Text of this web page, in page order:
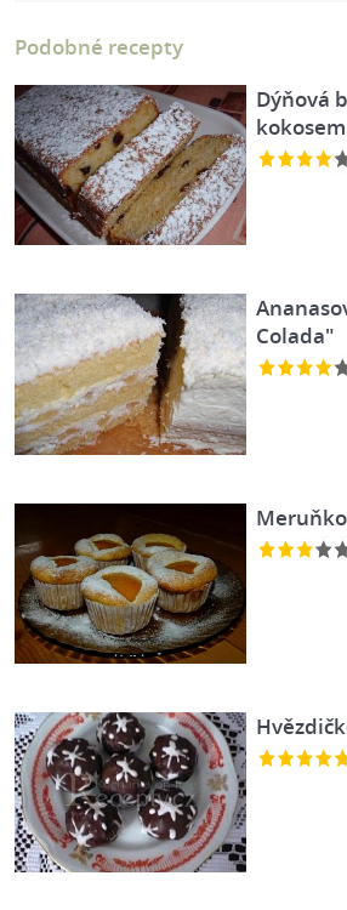
Podobné recepty
Dýňová
kokosem
Colada"